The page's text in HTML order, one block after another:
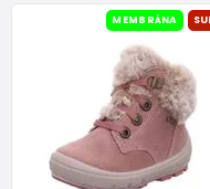
MEMBRÁNA